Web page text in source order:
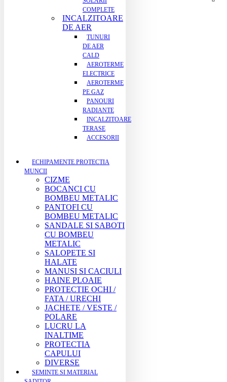
COMPLETE
INCALZITOARE
DE AER
TUNURI
DE AER
CALD
AEROTERME
ELECTRICE
AEROTERME
PE GAZ
PANOURI
RADIANTE
INCALZITOARE
TERASE
ACCESORII
ECHIPAMENTE PROTECTIA
MUNCII
CIZME
BOCANCI CU
BOMBEU METALIC
PANTOFI CU
BOMBEU METALIC
SANDALE SI SABOTI
CU BOMBEU
METALIC
SALOPETE SI
HALATE
MANUSI SI CACIULI
HAINE PLOAIE
PROTECTIE OCHI /
FATA / URECHI
JACHETE / VESTE /
POLARE
LUCRU LA
INALTIME
PROTECTIA
CAPULUI
DIVERSE
SEMINTE SI MATERIAL